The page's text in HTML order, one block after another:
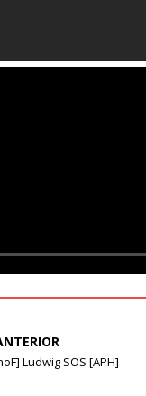
Ludwig SOS [APH]